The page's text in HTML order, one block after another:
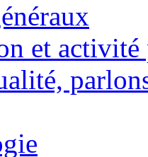
et activité